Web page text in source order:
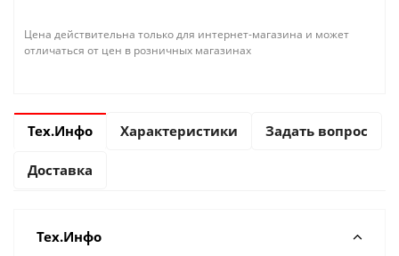
Цена действительна только для интернет-магазина и может
отличаться от цен в розничных магазинах
Тех.Инфо Характеристики Задать вопрос
Доставка
Тех.Инфо